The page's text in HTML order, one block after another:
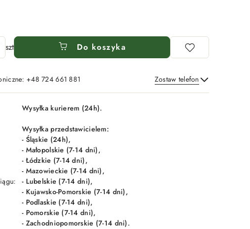
szt Do koszyka
+48 724 661 881 Zostaw telefon
Wyślij
Wysyłka kurierem (24h).
Wysyłka przedstawicielem:
- Śląskie (24h),
- Małopolskie (7-14 dni),
- Łódzkie (7-14 dni),
- Mazowieckie (7-14 dni),
- Lubelskie (7-14 dni),
- Kujawsko-Pomorskie (7-14 dni),
- Podlaskie (7-14 dni),
- Pomorskie (7-14 dni),
- Zachodniopomorskie (7-14 dni).